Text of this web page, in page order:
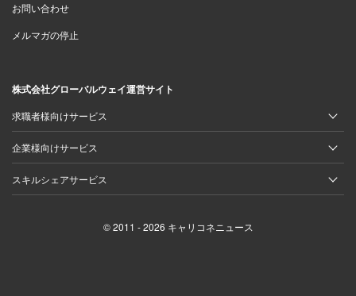
お問い合わせ
メルマガの停止
株式会社グローバルウェイ運営サイト
求職者様向けサービス
企業様向けサービス
スキルシェアサービス
© 2011 - 2026 キャリコネニュース